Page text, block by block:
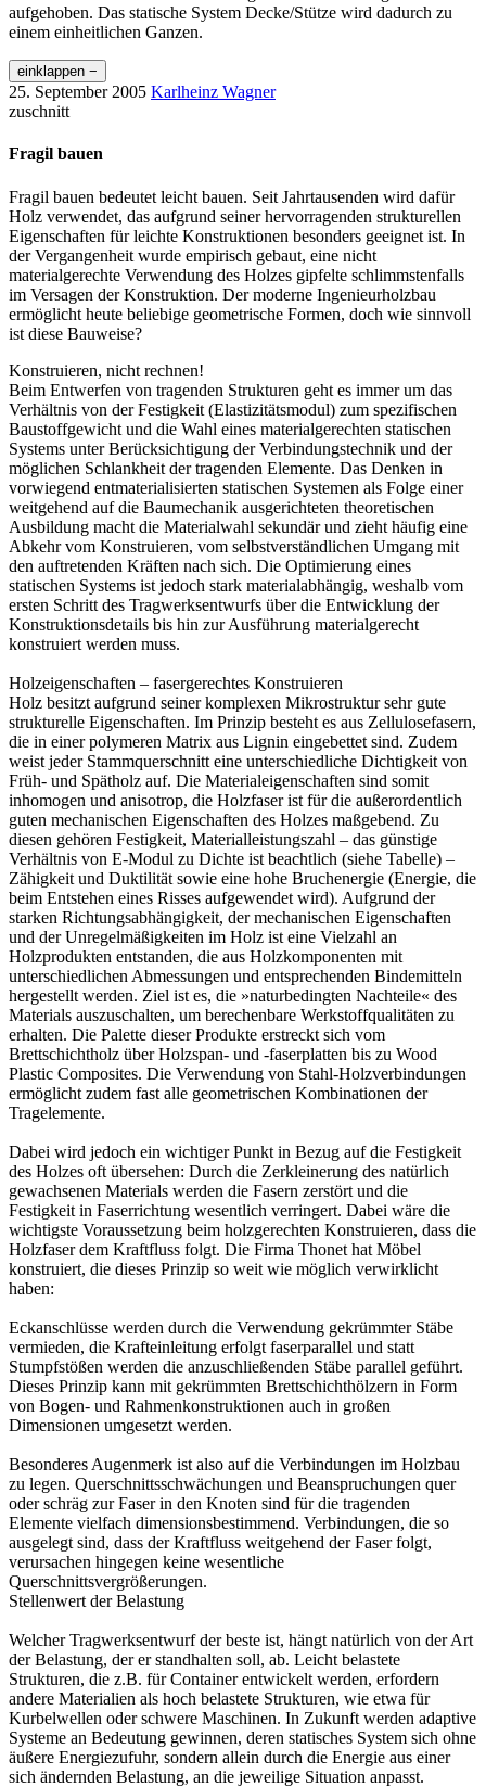
aufgehoben. Das statische System Decke/Stütze wird dadurch zu
einem einheitlichen Ganzen.
einklappen −
25. September 2005 Karlheinz Wagner
zuschnitt
Fragil bauen
Fragil bauen bedeutet leicht bauen. Seit Jahrtausenden wird dafür
Holz verwendet, das aufgrund seiner hervorragenden strukturellen
Eigenschaften für leichte Konstruktionen besonders geeignet ist. In
der Vergangenheit wurde empirisch gebaut, eine nicht
materialgerechte Verwendung des Holzes gipfelte schlimmstenfalls
im Versagen der Konstruktion. Der moderne Ingenieurholzbau
ermöglicht heute beliebige geometrische Formen, doch wie sinnvoll
ist diese Bauweise?
Konstruieren, nicht rechnen!
Beim Entwerfen von tragenden Strukturen geht es immer um das
Verhältnis von der Festigkeit (Elastizitätsmodul) zum spezifischen
Baustoffgewicht und die Wahl eines materialgerechten statischen
Systems unter Berücksichtigung der Verbindungstechnik und der
möglichen Schlankheit der tragenden Elemente. Das Denken in
vorwiegend entmaterialisierten statischen Systemen als Folge einer
weitgehend auf die Baumechanik ausgerichteten theoretischen
Ausbildung macht die Materialwahl sekundär und zieht häufig eine
Abkehr vom Konstruieren, vom selbstverständlichen Umgang mit
den auftretenden Kräften nach sich. Die Optimierung eines
statischen Systems ist jedoch stark materialabhängig, weshalb vom
ersten Schritt des Tragwerksentwurfs über die Entwicklung der
Konstruktionsdetails bis hin zur Ausführung materialgerecht
konstruiert werden muss.
Holzeigenschaften – fasergerechtes Konstruieren
Holz besitzt aufgrund seiner komplexen Mikrostruktur sehr gute
strukturelle Eigenschaften. Im Prinzip besteht es aus Zellulosefasern,
die in einer polymeren Matrix aus Lignin eingebettet sind. Zudem
weist jeder Stammquerschnitt eine unterschiedliche Dichtigkeit von
Früh- und Spätholz auf. Die Materialeigenschaften sind somit
inhomogen und anisotrop, die Holzfaser ist für die außerordentlich
guten mechanischen Eigenschaften des Holzes maßgebend. Zu
diesen gehören Festigkeit, Materialleistungszahl – das günstige
Verhältnis von E-Modul zu Dichte ist beachtlich (siehe Tabelle) –
Zähigkeit und Duktilität sowie eine hohe Bruchenergie (Energie, die
beim Entstehen eines Risses aufgewendet wird). Aufgrund der
starken Richtungsabhängigkeit, der mechanischen Eigenschaften
und der Unregelmäßigkeiten im Holz ist eine Vielzahl an
Holzprodukten entstanden, die aus Holzkomponenten mit
unterschiedlichen Abmessungen und entsprechenden Bindemitteln
hergestellt werden. Ziel ist es, die »naturbedingten Nachteile« des
Materials auszuschalten, um berechenbare Werkstoffqualitäten zu
erhalten. Die Palette dieser Produkte erstreckt sich vom
Brettschichtholz über Holzspan- und -faserplatten bis zu Wood
Plastic Composites. Die Verwendung von Stahl-Holzverbindungen
ermöglicht zudem fast alle geometrischen Kombinationen der
Tragelemente.
Dabei wird jedoch ein wichtiger Punkt in Bezug auf die Festigkeit
des Holzes oft übersehen: Durch die Zerkleinerung des natürlich
gewachsenen Materials werden die Fasern zerstört und die
Festigkeit in Faserrichtung wesentlich verringert. Dabei wäre die
wichtigste Voraussetzung beim holzgerechten Konstruieren, dass die
Holzfaser dem Kraftfluss folgt. Die Firma Thonet hat Möbel
konstruiert, die dieses Prinzip so weit wie möglich verwirklicht
haben:
Eckanschlüsse werden durch die Verwendung gekrümmter Stäbe
vermieden, die Krafteinleitung erfolgt faserparallel und statt
Stumpfstößen werden die anzuschließenden Stäbe parallel geführt.
Dieses Prinzip kann mit gekrümmten Brettschichthölzern in Form
von Bogen- und Rahmenkonstruktionen auch in großen
Dimensionen umgesetzt werden.
Besonderes Augenmerk ist also auf die Verbindungen im Holzbau
zu legen. Querschnittsschwächungen und Beanspruchungen quer
oder schräg zur Faser in den Knoten sind für die tragenden
Elemente vielfach dimensionsbestimmend. Verbindungen, die so
ausgelegt sind, dass der Kraftfluss weitgehend der Faser folgt,
verursachen hingegen keine wesentliche
Querschnittsvergrößerungen.
Stellenwert der Belastung
Welcher Tragwerksentwurf der beste ist, hängt natürlich von der Art
der Belastung, der er standhalten soll, ab. Leicht belastete
Strukturen, die z.B. für Container entwickelt werden, erfordern
andere Materialien als hoch belastete Strukturen, wie etwa für
Kurbelwellen oder schwere Maschinen. In Zukunft werden adaptive
Systeme an Bedeutung gewinnen, deren statisches System sich ohne
äußere Energiezufuhr, sondern allein durch die Energie aus einer
sich ändernden Belastung, an die jeweilige Situation anpasst.